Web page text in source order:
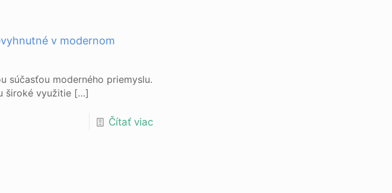
v modernom
súčasťou moderného priemyslu.
široké využitie […]
Čítať viac